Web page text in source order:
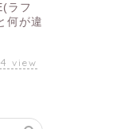
ラフ
何が違
view